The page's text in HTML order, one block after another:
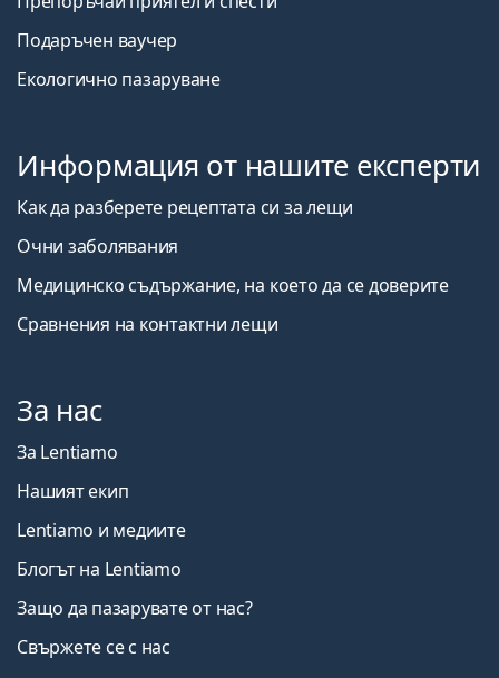
Подаръчен ваучер
Екологично пазаруване
Информация от нашите експерти
Как да разберете рецептата си за лещи
Очни заболявания
Медицинско съдържание, на което да се доверите
Сравнения на контактни лещи
За нас
За Lentiamo
Нашият екип
Lentiamo и медиите
Блогът на Lentiamo
Защо да пазарувате от нас?
Свържете се с нас